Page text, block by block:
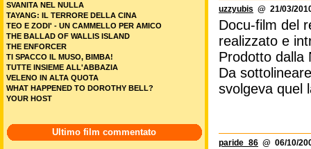
uzzyubis @ 21/03/
Docu-film del
realizzato e
Prodotto dalla
Da
svolgeva quel
paride_86 @ 06/10/
SVANITA NEL NULLA
TAYANG: IL TERRORE DELLA CINA
TEO E ZODI' - UN CAMMELLO PER AMICO
THE BALLAD OF WALLIS ISLAND
THE ENFORCER
TI SPACCO IL MUSO, BIMBA!
TUTTE INSIEME ALL'ABBAZIA
VELENO IN ALTA QUOTA
WHAT HAPPENED TO DOROTHY BELL?
YOUR HOST
Ultimo film commentato